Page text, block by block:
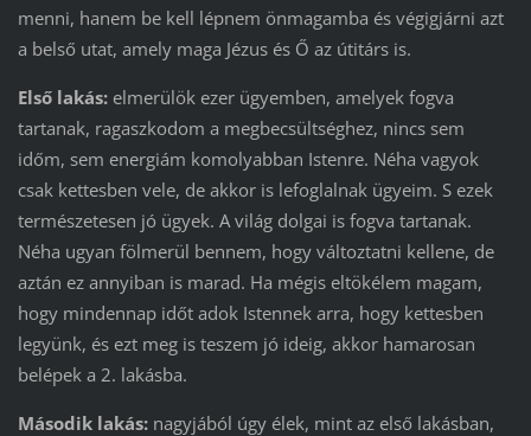
menni, hanem be kell lépnem önmagamba és végigjárni azt
a belső utat, amely maga Jézus és Ő az útitárs is.
Első lakás:elmerülök ezer ügyemben, amelyek fogva
tartanak, ragaszkodom a megbecsültséghez, nincs sem
időm, sem energiám komolyabban Istenre. Néha vagyok
csak kettesben vele, de akkor is lefoglalnak ügyeim. S ezek
természetesen jó ügyek. A világ dolgai is fogva tartanak.
Néha ugyan fölmerül bennem, hogy változtatni kellene, de
aztán ez annyiban is marad. Ha mégis eltökélem magam,
hogy mindennap időt adok Istennek arra, hogy kettesben
legyünk, és ezt meg is teszem jó ideig, akkor hamarosan
belépek a 2. lakásba.
Második lakás:nagyjából úgy élek, mint az első lakásban,